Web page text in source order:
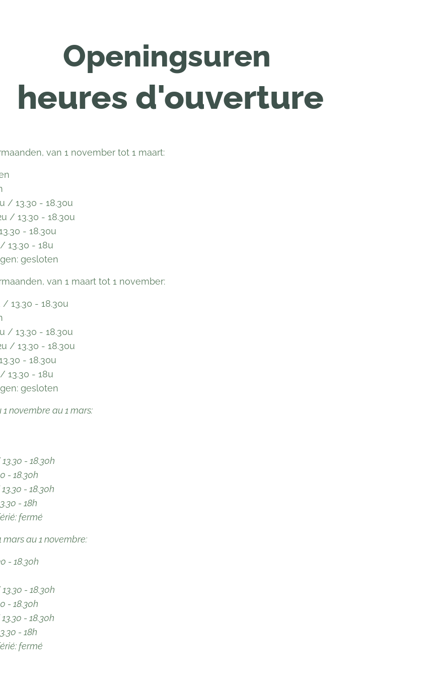
Openingsuren
heures d'ouverture
van 1 november tot 1 maart:
/ 13.30 - 18.30u
/ 13.30 - 18.30u
- 18.30u
13.30 - 18u
gesloten
van 1 maart tot 1 november:
13.30 - 18.30u
/ 13.30 - 18.30u
/ 13.30 - 18.30u
- 18.30u
13.30 - 18u
gesloten
novembre au 1 mars:
- 18.30h
- 18.30h
- 18.30h
- 18h
fermé
au 1 novembre:
- 18.30h
- 18.30h
- 18.30h
- 18.30h
- 18h
fermé